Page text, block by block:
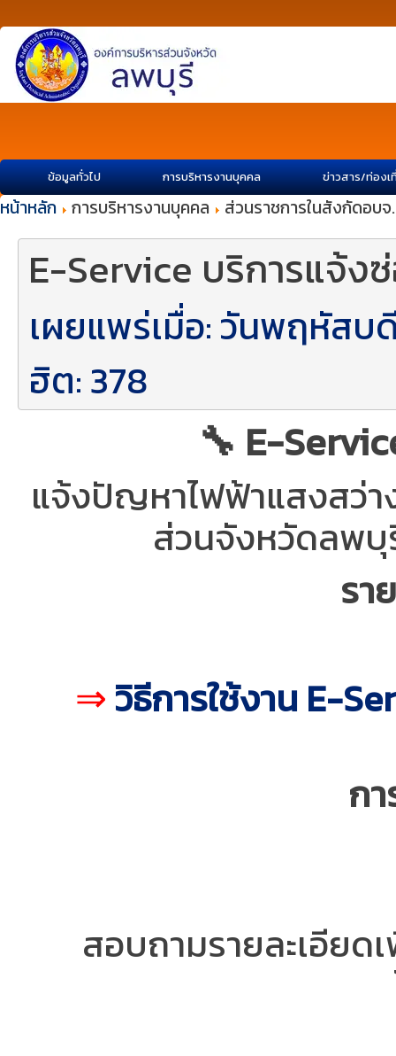
ข้อมูลทั่วไป การบริหารงานบุคคล ข่าวสาร/ท่องเ
หน้าหลัก การบริหารงานบุคคล ส่วนราชการในสังกัดอบ
E-Service บริการแจ้ง
เผยแพร่เมื่อ: วันพฤหัสบ
ฮิต: 378
🔧 E-
แจ้งปัญหาไฟฟ้าแสงสว่า
ส่วนจังหวัดลพบุ
รา
⇒ วิธีการใช้งาน E-
ก
สอบถามรายละเอีย